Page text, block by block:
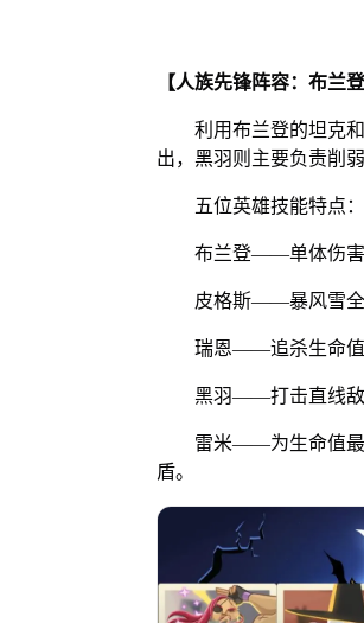
【人族先锋阵容：布兰
利用布兰登的坦克和
出，黑羽则主要负责削
五位英雄技能特点：
布兰登——单体伤害加
皮格斯——暴风雪全体
瑞恩——追杀生命值低
黑羽——打击直线敌人
雷米——为生命值最低
盾。